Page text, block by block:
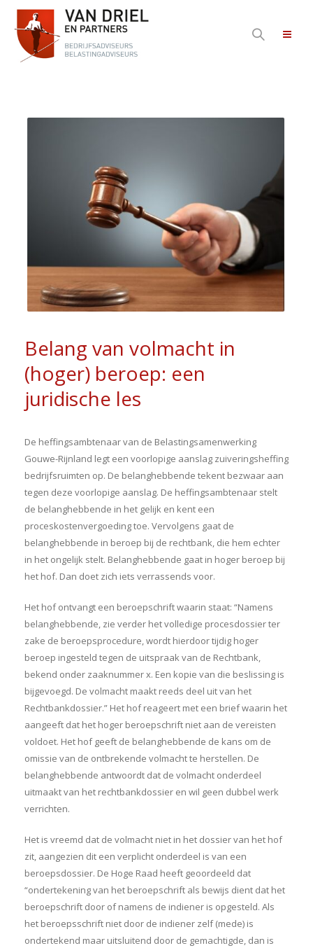
Belang van volmacht in
(hoger) beroep: een
juridische les
De heffingsambtenaar van de Belastingsamenwerking
Gouwe-Rijnland legt een voorlopige aanslag zuiveringsheffing
bedrijfsruimten op. De belanghebbende tekent bezwaar aan
tegen deze voorlopige aanslag. De heffingsambtenaar stelt
de belanghebbende in het gelijk en kent een
proceskostenvergoeding toe. Vervolgens gaat de
belanghebbende in beroep bij de rechtbank, die hem echter
in het ongelijk stelt. Belanghebbende gaat in hoger beroep bij
het hof. Dan doet zich iets verrassends voor.
Het hof ontvangt een beroepschrift waarin staat: “Namens
belanghebbende, zie verder het volledige procesdossier ter
zake de beroepsprocedure, wordt hierdoor tijdig hoger
beroep ingesteld tegen de uitspraak van de Rechtbank,
bekend onder zaaknummer x. Een kopie van die beslissing is
bijgevoegd. De volmacht maakt reeds deel uit van het
Rechtbankdossier.” Het hof reageert met een brief waarin het
aangeeft dat het hoger beroepschrift niet aan de vereisten
voldoet. Het hof geeft de belanghebbende de kans om de
omissie van de ontbrekende volmacht te herstellen. De
belanghebbende antwoordt dat de volmacht onderdeel
uitmaakt van het rechtbankdossier en wil geen dubbel werk
verrichten.
Het is vreemd dat de volmacht niet in het dossier van het hof
zit, aangezien dit een verplicht onderdeel is van een
beroepsdossier. De Hoge Raad heeft geoordeeld dat
“ondertekening van het beroepschrift als bewijs dient dat het
beroepschrift door of namens de indiener is opgesteld. Als
het beroepsschrift niet door de indiener zelf (mede) is
ondertekend maar uitsluitend door de gemachtigde, dan is